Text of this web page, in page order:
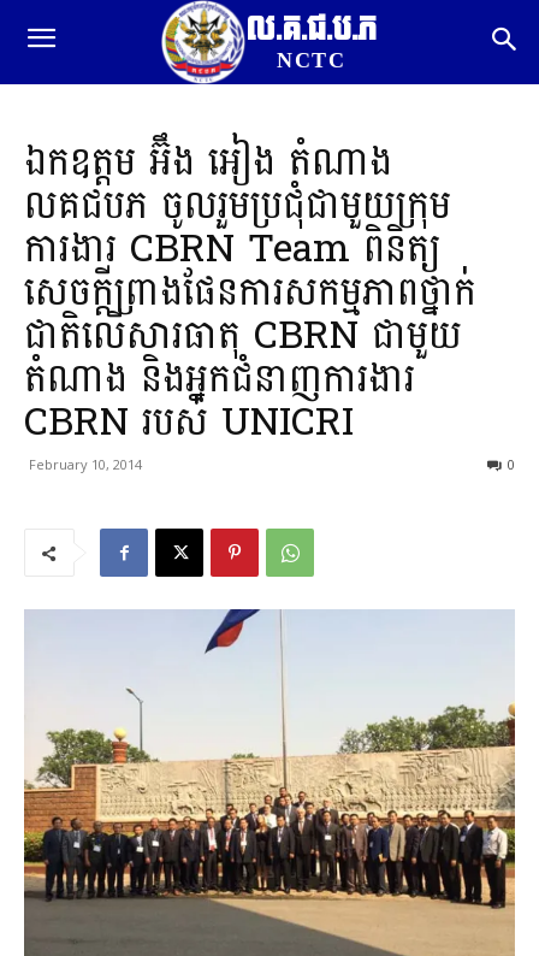
ល.គ.ជ.ប.ភ
NCTC
ឯកឧត្តម អ៊ឹង អៀង តំណាង
លគជបភ ចូលរួមប្រជុំជាមួយក្រុម
ការងារ CBRN Team ពិនិត្យ
សេចក្តីព្រាងផែនការសកម្មភាពថ្នាក់
ជាតិលើសារធាតុ CBRN ជាមួយ
តំណាង និងអ្នកជំនាញការងារ
CBRN របស់ UNICRI
February 10, 2014 0